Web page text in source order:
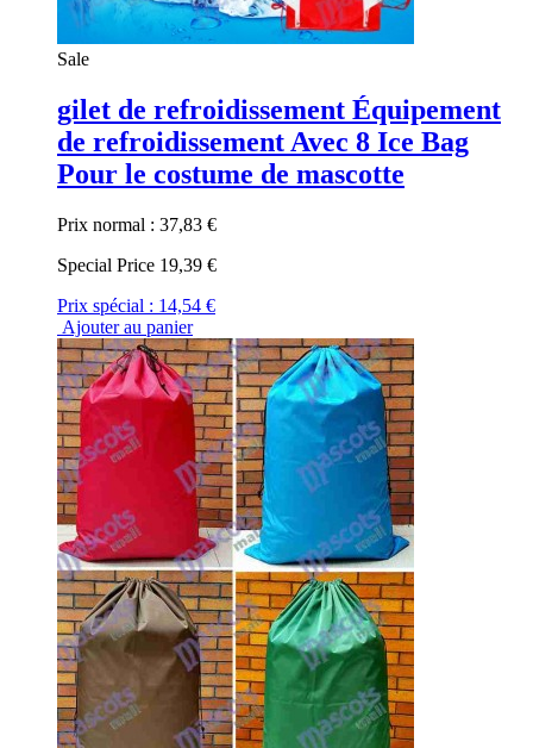
Sale
gilet de refroidissement Équipement
de refroidissement Avec 8 Ice Bag
Pour le costume de mascotte
Prix normal : 37,83 €
Special Price 19,39 €
Prix spécial : 14,54 €
Ajouter au panier